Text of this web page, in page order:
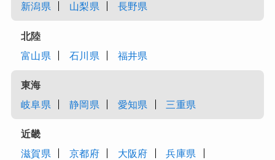
新潟県
山梨県 長野県
北陸
富山県
石川県 福井県
東海
岐阜県
静岡県 愛知県 三重県
近畿
滋賀県
京都府 大阪府
兵庫県